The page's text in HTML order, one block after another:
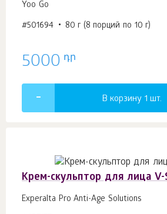
Yoo Gо
#501694 80 г (8 порций по 10 г)
5000 դր
В корзину 1 шт.
Крем-скульптор для лица V-
Experalta Pro Anti-Age Solutions